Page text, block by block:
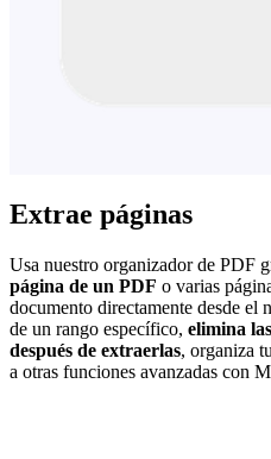
Extrae páginas
Usa nuestro organizador de PDF
página de un PDF o varias
documento directamente desde el
de un rango específico, elimina
después de extraerlas, organiza
a otras funciones avanzadas con